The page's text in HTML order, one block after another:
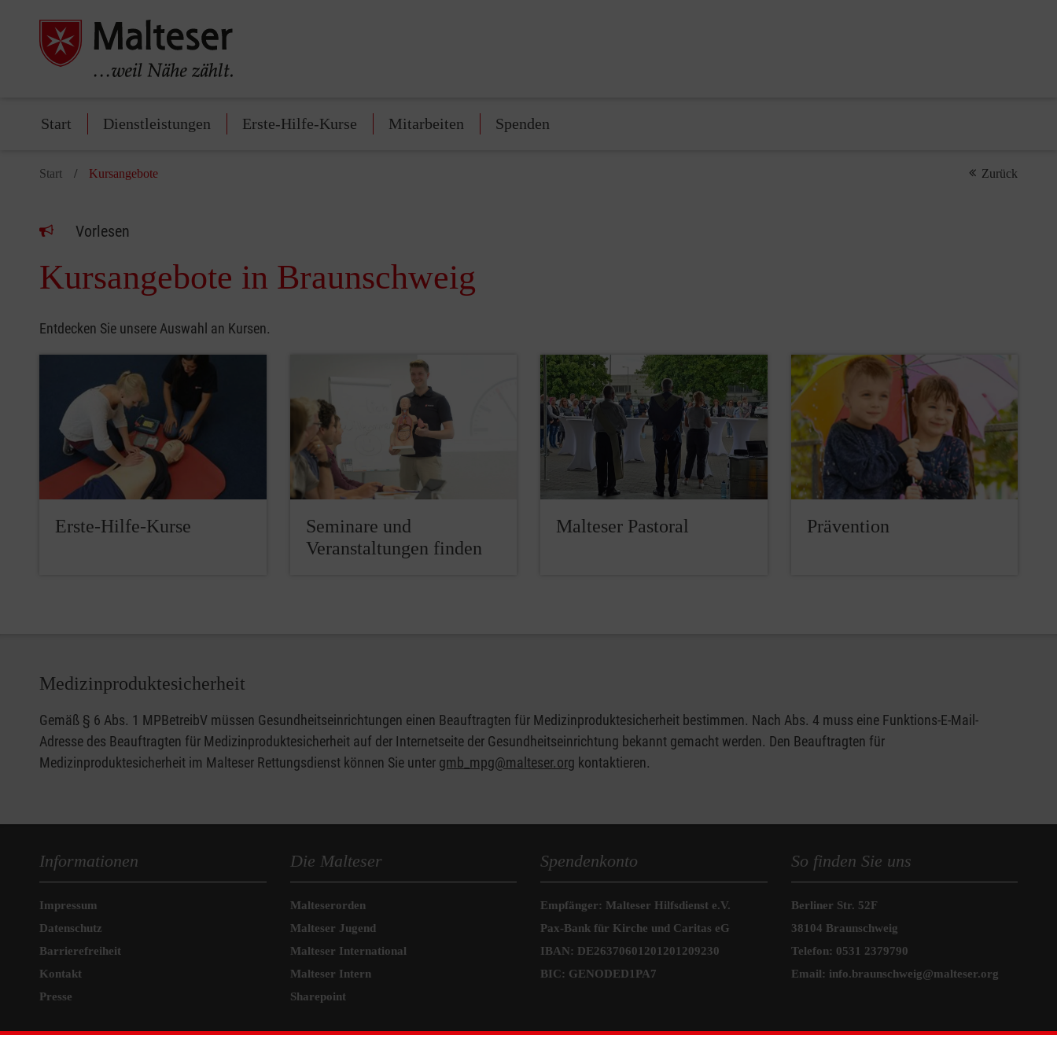
Start Dienstleistungen Erste-Hilfe-Kurse Mitarbeiten Spenden
Start Kursangebote Zurück
Vorlesen
Kursangebote in Braunschweig
Entdecken Sie unsere Auswahl an Kursen.
Erste-Hilfe-Kurse
Seminare und
Veranstaltungen finden
Malteser Pastoral Prävention
Medizinproduktesicherheit
Gemäß § 6 Abs. 1 MPBetreibV müssen Gesundheitseinrichtungen einen Beauftragten für Medizinproduktesicherheit bestimmen. Nach Abs. 4 muss eine Funktions-E-Mail-
Adresse des Beauftragten für Medizinproduktesicherheit auf der Internetseite der Gesundheitseinrichtung bekannt gemacht werden. Den Beauftragten für
Medizinproduktesicherheit im Malteser Rettungsdienst können Sie unter gmb_mpg@malteser.org ​​​​​​ kontaktieren.
Informationen
Impressum
Datenschutz
Barrierefreiheit
Kontakt
Presse
MPG Ansprechpartner
Die Malteser
Malteserorden
Malteser Jugend
Malteser International
Malteser Intern
Sharepoint
Spendenkonto
Empfänger: Malteser Hilfsdienst e.V.
Pax-Bank für Kirche und Caritas eG
IBAN: DE26370601201201209230
BIC: GENODED1PA7
So finden Sie uns
Berliner Str. 52F
38104 Braunschweig
Telefon: 0531 2379790
Email: info.braunschweig@malteser.org